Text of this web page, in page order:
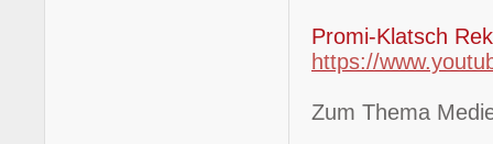
Promi-Klatsch
https://
Zum Thema